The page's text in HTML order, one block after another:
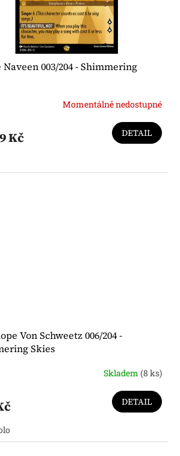
003/204 - Shimmering
Momentálně nedostupné
Kč DETAIL
Von Schweetz 006/204 -
Skies
Skladem (8 ks)
DETAIL